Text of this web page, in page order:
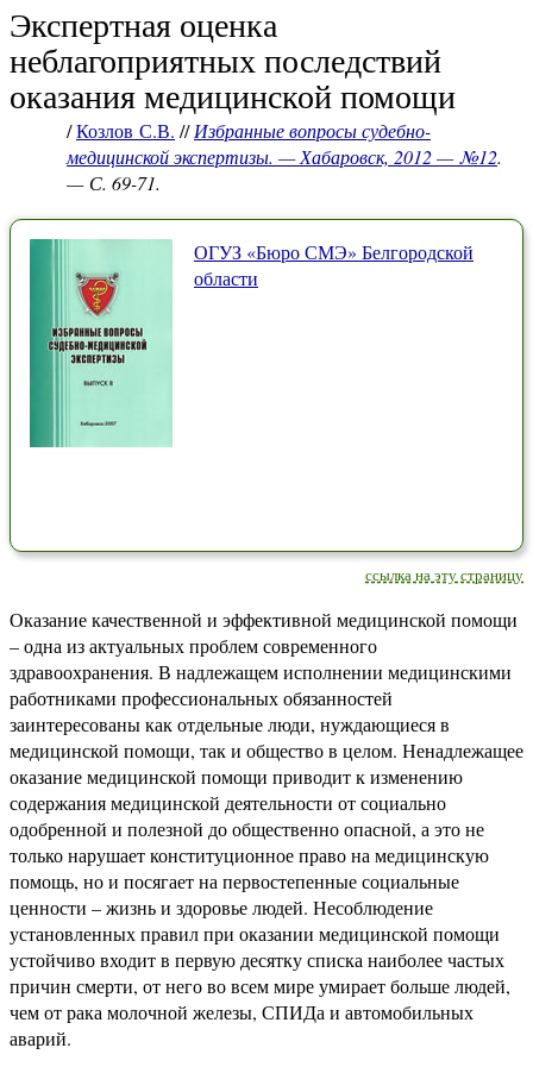
Экспертная оценка
неблагоприятных последствий
оказания медицинской помощи
/Козлов С.В. //Избранные вопросы судебно-
медицинской экспертизы. — Хабаровск, 2012 — №12.
— С. 69-71.
ОГУЗ «Бюро СМЭ» Белгородской
области
ссылка на эту страницу
Оказание качественной и эффективной медицинской помощи
– одна из актуальных проблем современного
здравоохранения. В надлежащем исполнении медицинскими
работниками профессиональных обязанностей
заинтересованы как отдельные люди, нуждающиеся в
медицинской помощи, так и общество в целом. Ненадлежащее
оказание медицинской помощи приводит к изменению
содержания медицинской деятельности от социально
одобренной и полезной до общественно опасной, а это не
только нарушает конституционное право на медицинскую
помощь, но и посягает на первостепенные социальные
ценности – жизнь и здоровье людей. Несоблюдение
установленных правил при оказании медицинской помощи
устойчиво входит в первую десятку списка наиболее частых
причин смерти, от него во всем мире умирает больше людей,
чем от рака молочной железы, СПИДа и автомобильных
аварий.